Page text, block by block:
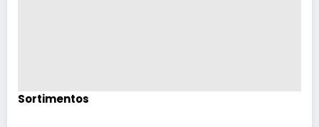
Sortimentos